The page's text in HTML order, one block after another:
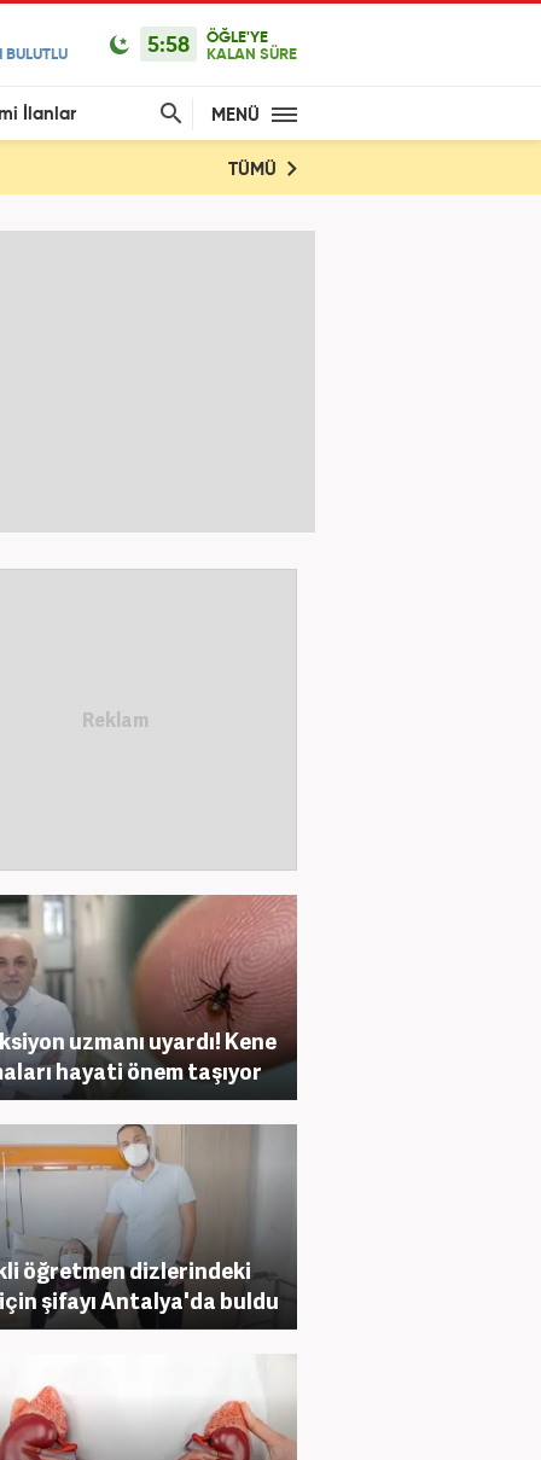
BULUTLU 5:58
ÖĞLE'YE
KALAN SÜRE
İlanlar MENÜ
TÜMÜ
uzmanı uyardı! Kene
hayati önem taşıyor
öğretmen dizlerindeki
şifayı Antalya'da buldu